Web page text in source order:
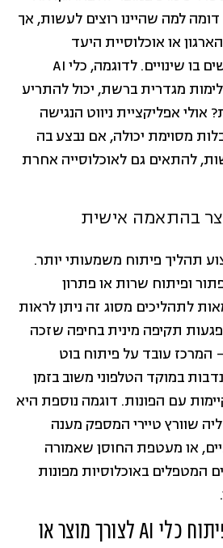
למה שהיינו רוצים לעשות, אך
או אוכלוסיית היעד
הספציפית שלנו, נדרשים בו שינויים. לדוגמה, כלי AI
מגדרית ברשת, יכול להתריע
אולי אפליקציית ניווט הנגישה
מסוימת יכולה, אם נבצע בה
להתאים גם לאוכלוסייה אחרת
בהתאמה אישית
תהליך פיתוח משמעותי יותר.
ופיתוח שרות או פתרון
לתהליכים מסוג זה ניתן לראות
תקיפה מינית בחיפה שזכה
עובד על פיתוח בוט
במוקד הטלפוני משוב בזמן
עם הפונות. דוגמה נוספת היא
שוורץ טיירי המספק מענה
או מעטפת החוסן שאמורה
המטפלים באוכלוסיות מפונות
מספר עקרונות בפיתוח כלי AI לצורך מוצר או